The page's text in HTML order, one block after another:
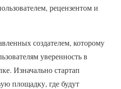
рецензентом и
создателем, которому
уверенность в
Изначально стартап
площадку, где будут